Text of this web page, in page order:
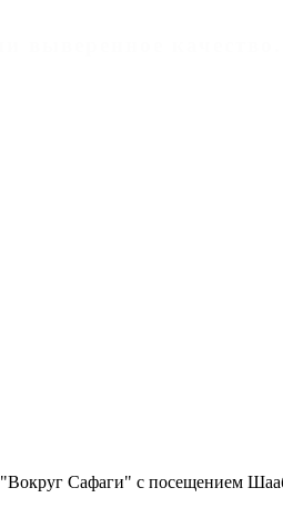
Сафаги" с посещением